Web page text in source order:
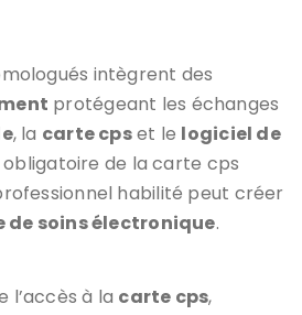
intègrent des
protégeant les échanges
, la carte cpset le logiciel de
obligatoire de la carte cps
habilité peut créer
de soins électronique.
l’accès à la carte cps,